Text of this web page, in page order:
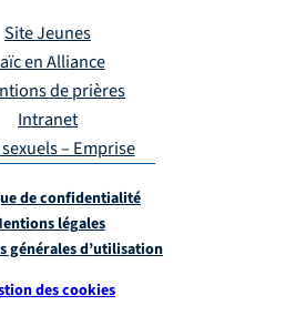
Site Jeunes
en Alliance
de prières
Intranet
– Emprise
de confidentialité
légales
générales d’utilisation
des cookies